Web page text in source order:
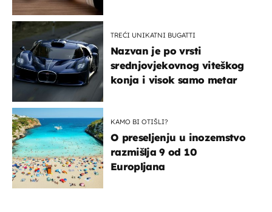
TREĆI UNIKATNI BUGATTI
Nazvan je po vrsti
srednjovjekovnog viteškog
konja i visok samo metar
KAMO BI OTIŠLI?
O preseljenju u inozemstvo
razmišlja 9 od 10
Europljana